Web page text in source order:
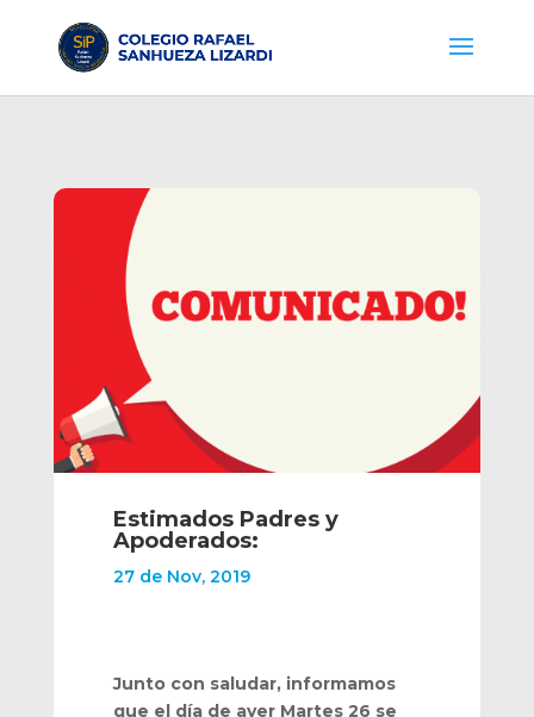
Estimados Padres y
Apoderados:
27 de Nov, 2019
Junto con saludar, informamos
que el día de ayer Martes 26 se